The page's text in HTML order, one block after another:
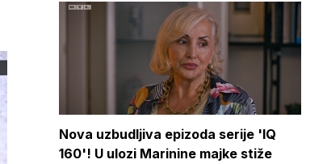
Nova uzbudljiva epizoda serije 'IQ
160'! U ulozi Marinine majke stiže